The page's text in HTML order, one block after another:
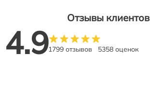
Отзывы клиентов
4.91799 отзывов 5358 оценок